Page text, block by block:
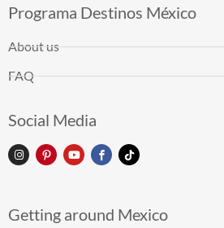
Programa Destinos México
About us
FAQ
Social Media
Getting around Mexico